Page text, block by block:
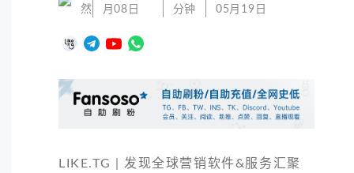
然
月08日
分钟
05月19日
LIKE.TG | 发现全球营销软件&服务汇聚